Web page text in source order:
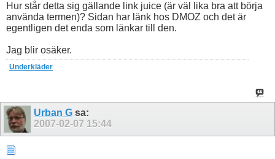
Hur står detta sig gällande link juice (är väl lika bra att börja
använda termen)? Sidan har länk hos DMOZ och det är
egentligen det enda som länkar till den.
Jag blir osäker.
Underkläder
Urban G sa:
2007-02-07 15:44